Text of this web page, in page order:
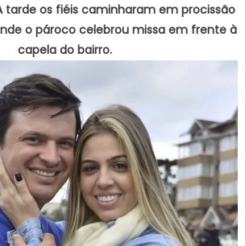
tarde os fiéis caminharam em procissão
o pároco celebrou missa em frente à
capela do bairro.